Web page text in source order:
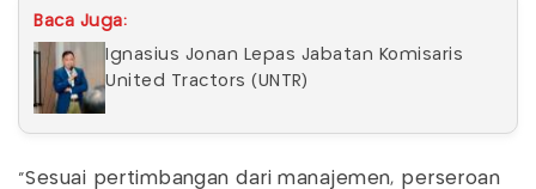
Baca Juga:
Ignasius Jonan Lepas Jabatan Komisaris
United Tractors (UNTR)
"Sesuai pertimbangan dari manajemen, perseroan